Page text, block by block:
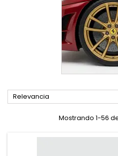
Relevancia
Mostrando 1-56